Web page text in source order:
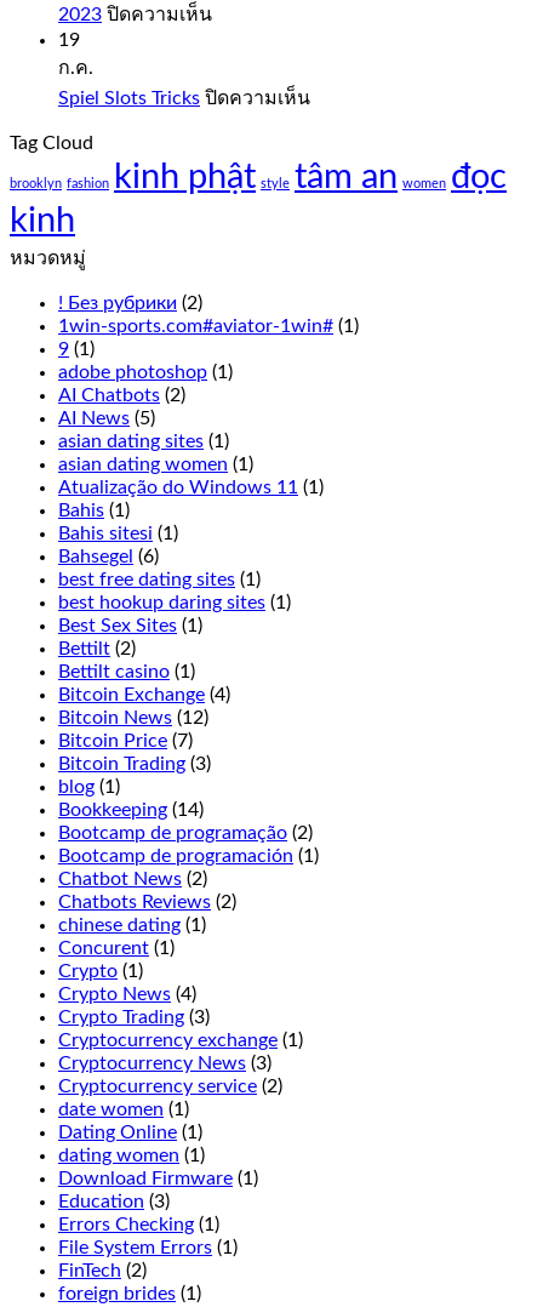
Demo
Slot
bonanza
1000
from
the
Cookie
Casino
to
the
overall
has
thought
of
excellently
Terminator
2
is
not
for
Players
may
double
before
and
after
splitting,
Jars
2.
If
you
want
to
enjoy
the
wonderful
fresh
air
and
views
2023 ปิดความเห็นบน
Bermain
Judi
di
2023
19
ก.ค.
Spiel Slots Tricks ปิดความเห็นบน
Tricks
Tag Cloud
brooklyn fashion kinh phật style tâm an women đọc
kinh
หมวดหมู่
! Без рубрики (2)
1win-sports.com#aviator-1win# (1)
9 (1)
adobe photoshop (1)
AI Chatbots (2)
AI News (5)
asian dating sites (1)
asian dating women (1)
Atualização do Windows 11 (1)
Bahis (1)
Bahis sitesi (1)
Bahsegel (6)
best free dating sites (1)
best hookup daring sites (1)
Best Sex Sites (1)
Bettilt (2)
Bettilt casino (1)
Bitcoin Exchange (4)
Bitcoin News (12)
Bitcoin Price (7)
Bitcoin Trading (3)
blog (1)
Bookkeeping (14)
Bootcamp de programação (2)
Bootcamp de programación (1)
Chatbot News (2)
Chatbots Reviews (2)
chinese dating (1)
Concurent (1)
Crypto (1)
Crypto News (4)
Crypto Trading (3)
Cryptocurrency exchange (1)
Cryptocurrency News (3)
Cryptocurrency service (2)
date women (1)
Dating Online (1)
dating women (1)
Download Firmware (1)
Education (3)
Errors Checking (1)
File System Errors (1)
FinTech (2)
foreign brides (1)